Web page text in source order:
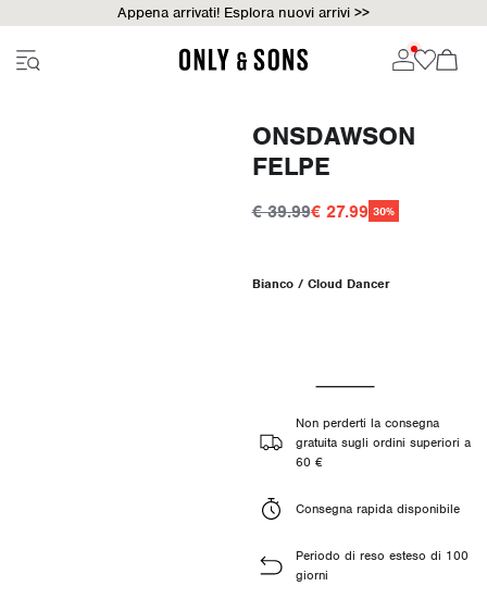
Appena arrivati! Esplora nuovi arrivi >>
ONSDAWSON
FELPE
€ 39.99€ 27.99 30%
Bianco / Cloud Dancer
Non perderti la consegna
gratuita sugli ordini superiori a
60 €
Consegna rapida disponibile
Periodo di reso esteso di 100
giorni